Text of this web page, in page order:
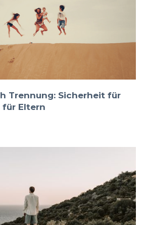
Trennung: Sicherheit für
für Eltern